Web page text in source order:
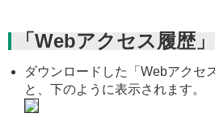
「Webアクセス履歴
ダウンロードした「Webアクセ
と、下のように表示されます。